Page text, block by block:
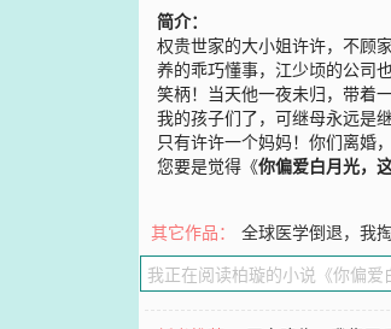
简介：
权贵世家的大小姐许许，不顾
养的乖巧懂事，江少顷的公司
笑柄！当天他一夜未归，带着
我的孩子们了，可继母永远是
只有许许一个妈妈！你们离婚
您要是觉得《你偏爱白月光，
其它作品： 全球医学倒退，我